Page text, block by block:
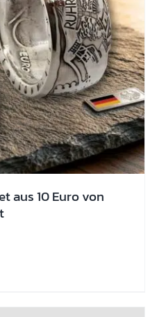
aus 10 Euro von